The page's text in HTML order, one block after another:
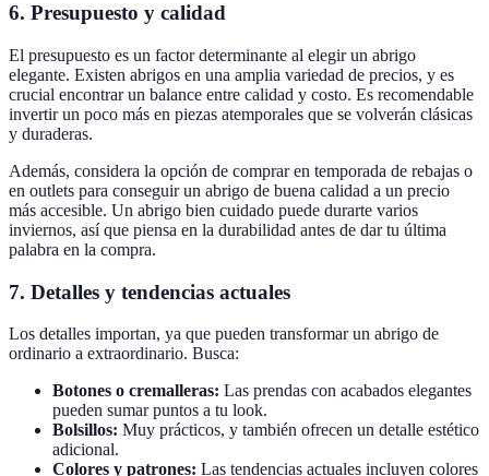
6. Presupuesto y calidad
El presupuesto es un factor determinante al elegir un abrigo
elegante. Existen abrigos en una amplia variedad de precios, y es
crucial encontrar un balance entre calidad y costo. Es recomendable
invertir un poco más en piezas atemporales que se volverán clásicas
y duraderas.
Además, considera la opción de comprar en temporada de rebajas o
en outlets para conseguir un abrigo de buena calidad a un precio
más accesible. Un abrigo bien cuidado puede durarte varios
inviernos, así que piensa en la durabilidad antes de dar tu última
palabra en la compra.
7. Detalles y tendencias actuales
Los detalles importan, ya que pueden transformar un abrigo de
ordinario a extraordinario. Busca:
Botones o cremalleras: Las prendas con acabados elegantes
pueden sumar puntos a tu look.
Bolsillos: Muy prácticos, y también ofrecen un detalle estético
adicional.
Colores y patrones: Las tendencias actuales incluyen colores